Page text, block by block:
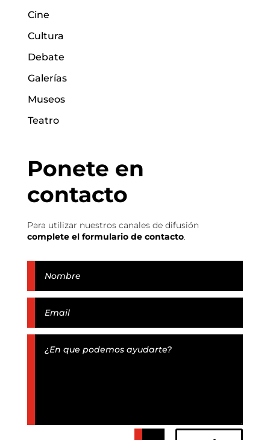
Cine
Cultura
Debate
Galerías
Museos
Teatro
Ponete en
contacto
Para utilizar nuestros canales de difusión
complete el formulario de contacto.